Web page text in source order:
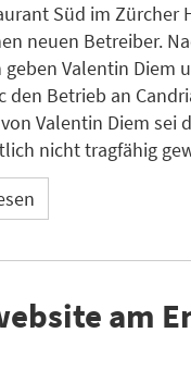
Süd im Zürcher
neuen Betreiber.
geben Valentin Diem
den Betrieb an
Valentin Diem sei
nicht tragfähig
am